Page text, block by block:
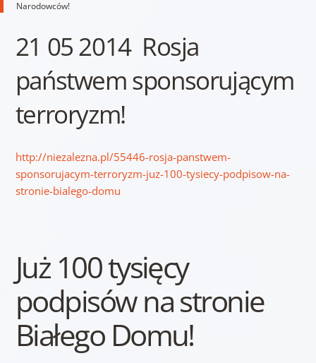
Narodowców!
21 05 2014 Rosja
państwem sponsorującym
terroryzm!
http://niezalezna.pl/55446-rosja-panstwem-
sponsorujacym-terroryzm-juz-100-tysiecy-podpisow-na-
stronie-bialego-domu
Już 100 tysięcy
podpisów na stronie
Białego Domu!